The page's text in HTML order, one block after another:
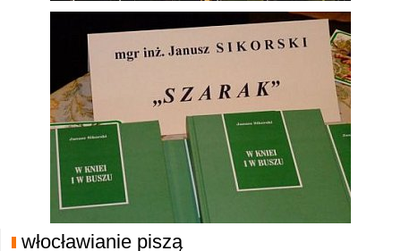
włocławianie piszą